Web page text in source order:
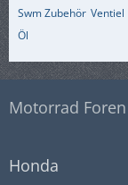
Swm Zubehör Ventiel
Öl
Motorrad Foren
Honda